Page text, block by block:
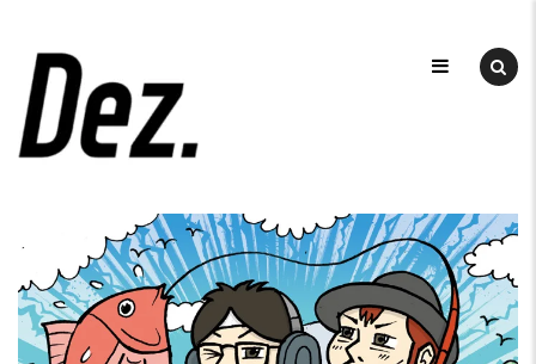
content
DEZ
デ
ザ
イ
ン
事
DEZ.
（デ
ィ
ー